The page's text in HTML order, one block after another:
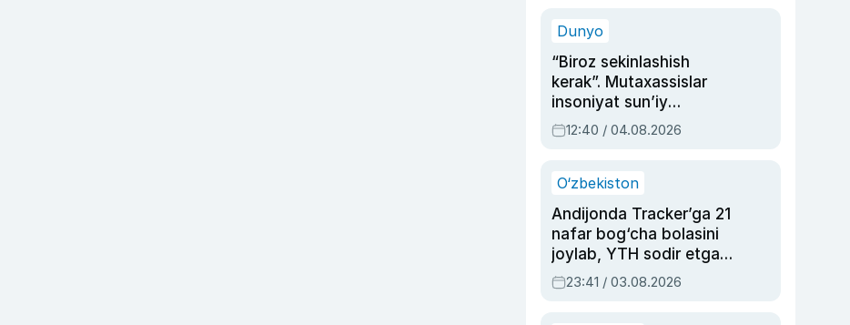
Dunyo
“Biroz sekinlashish
kerak”. Mutaxassislar
insoniyat sun’iy
intellektni boshqara
olmay qolishidan xavotir
12:40 / 04.08.2026
O‘zbekiston
Andijonda Tracker’ga 21
nafar bog‘cha bolasini
joylab, YTH sodir etgan
ayolga sud hukmi o‘qildi
23:41 / 03.08.2026